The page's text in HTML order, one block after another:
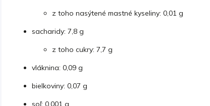
z toho nasýtené mastné kyseliny: 0,01 g
sacharidy: 7,8 g
z toho cukry: 7,7 g
vláknina: 0,09 g
bielkoviny: 0,07 g
soľ: 0,001 g